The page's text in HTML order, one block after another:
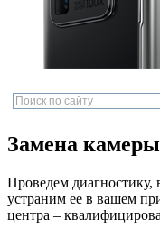
Замена
Проведем
устраним ее в вашем
центра –